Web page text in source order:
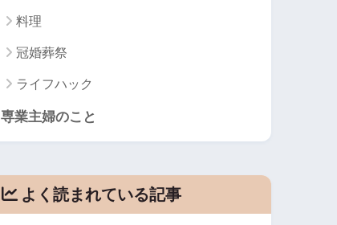
料理
冠婚葬祭
ライフハック
専業主婦のこと
よく読まれている記事